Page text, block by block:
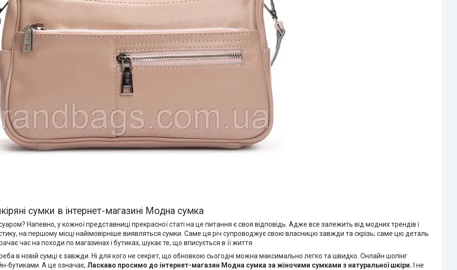
сумки в інтернет-магазині Модна сумка
Напевно, у кожної представниці прекрасної статі на це питання є своя відповідь. Адже все залежить від модних трендів і
на першому місці найімовірніше виявляться сумки. Саме ця річ супроводжує свою власницю завжди та скрізь; саме цю деталь
час на походи по магазинах і бутиках, шукає те, що вписується в її життя.
в новій сумці є завжди. Ні для кого не секрет, що обновкою сьогодні можна максимально легко та швидко. Онлайн шопінг
бутиками. А це означає, Ласкаво просимо до інтернет-магазин Модна сумка за жіночими сумками з натуральної шкіри. І не